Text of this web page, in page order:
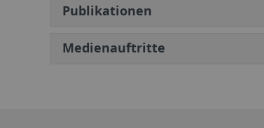
Publikationen
Medienauftritte